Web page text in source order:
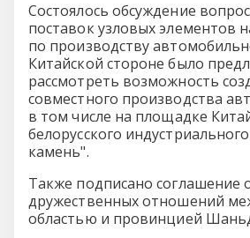
Состоялось обсуждение
поставок узловых элементов
по производству
Китайской стороне было
рассмотреть возможность
совместного производства
в том числе на площадке
белорусского
камень".
Также подписано соглашение
дружественных отношений
областью и провинцией